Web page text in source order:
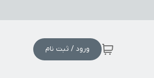
ورود / ثبت نام